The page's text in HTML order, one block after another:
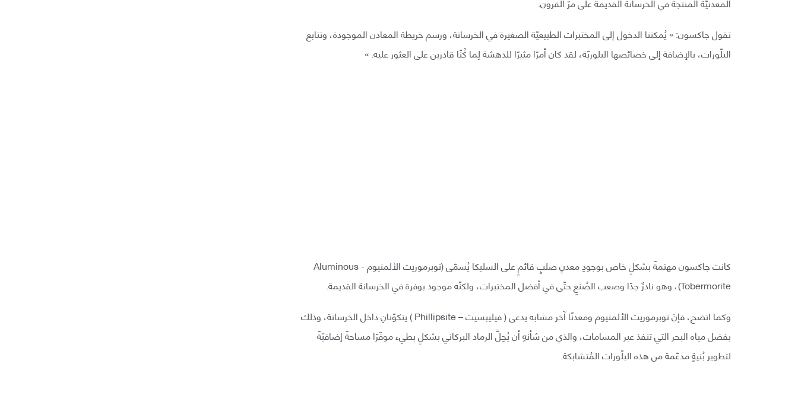
تقول جاكسون: « يُمكننا الدخول إلى المختبرات الطبيعيّة الصغيرة في الخرسانة، ورسم خريطة المعادن الموجودة، وتتابع
البلّورات، بالإضافة إلى خصائصها البلوريّة، لقد كان أمرًا مثيرًا للدهشة لِما كُنّا قادرين على العثور عليه. »
كانت جاكسون مهتمةً بشكلٍ خاص بوجودِ معدنٍ صلبٍ قائمٍ على السليكا يُسمّى (توبرموريت الألمنيوم - Aluminous
Tobermorite)، وهو نادرٌ جدًا وصعب الصُنعِ حتّى في أفضل المختبرات، ولكنّه موجود بوفرة في الخرسانة القديمة.
وكما اتضح، فإنَ توبرموريت الألمنيوم ومعدنًا آخر مشابه يدعى ( فيليبسيت – Phillipsite ) يتكوّنانِ داخل الخرسانة، وذلك
بفضل مياه البحر التي تنفذ عبر المسامات، والذي من شأنهِ أن يُحِلَّ الرماد البركاني بشكلٍ بطيء موفّرًا مساحةً إضافيّةً
لتطوير بُنيةٍ مدعّمة من هذه البلّورات المُتشابكة.